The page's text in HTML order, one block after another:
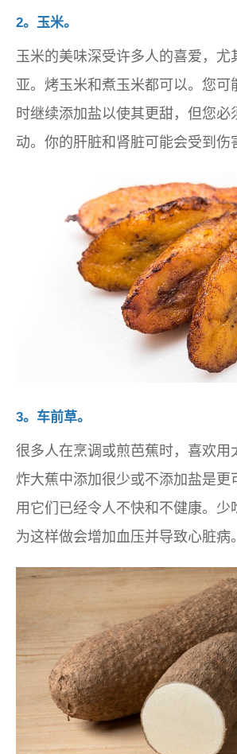
2。玉米。
玉米的美味深受许多人的喜爱，尤
亚。烤玉米和煮玉米都可以。您可
时继续添加盐以使其更甜，但您必
动。你的肝脏和肾脏可能会受到伤
3。车前草。
很多人在烹调或煎芭蕉时，喜欢用
炸大蕉中添加很少或不添加盐是更
用它们已经令人不快和不健康。少
为这样做会增加血压并导致心脏病。